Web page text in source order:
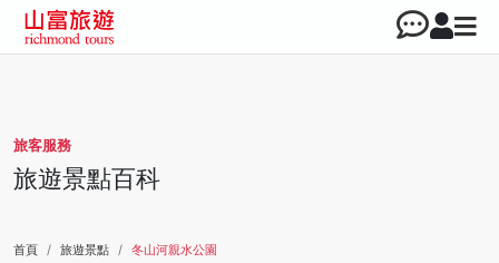
旅客服務
旅遊景點百科
首頁 旅遊景點 冬山河親水公園